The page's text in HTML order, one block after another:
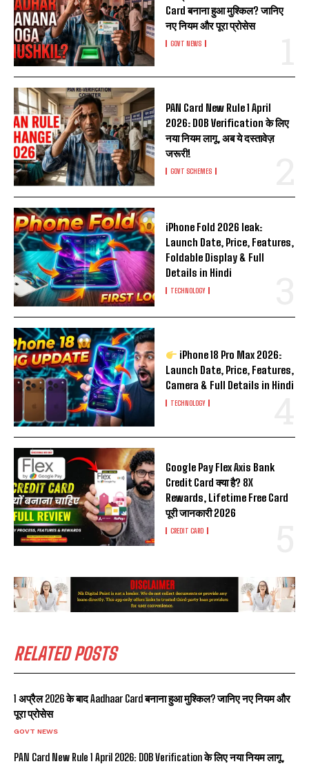
I WANT IN
I've read and accept thePrivacy Policy
Card बनाना हुआ मुश्किल? जानिए
नए नियम और पूरा प्रोसेस
GOVT NEWS
PAN Card New Rule 1 April
2026: DOB Verification के लिए
नया नियम लागू, अब ये दस्तावेज़
जरूरी!
GOVT SCHEMES
iPhone Fold 2026 leak:
Launch Date, Price, Features,
Foldable Display & Full
Details in Hindi
TECHNOLOGY
iPhone 18 Pro Max 2026:
Launch Date, Price, Features,
Camera & Full Details in Hindi
TECHNOLOGY
Google Pay Flex Axis Bank
Credit Card क्या है? 8X
Rewards, Lifetime Free Card
पूरी जानकारी 2026
CREDIT CARD
RELATED POSTS
1 अप्रैल 2026 के बाद Aadhaar Card बनाना हुआ मुश्किल? जानिए नए नियम और
पूरा प्रोसेस
GOVT NEWS
PAN Card New Rule 1 April 2026: DOB Verification के लिए नया नियम लागू,